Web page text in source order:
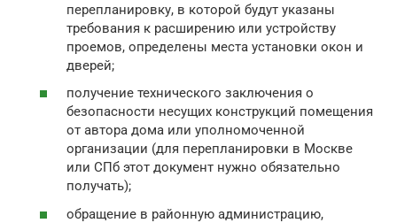
перепланировку, в которой будут указаны
требования к расширению или устройству
проемов, определены места установки окон и
дверей;
получение технического заключения о
безопасности несущих конструкций помещения
от автора дома или уполномоченной
организации (для перепланировки в Москве
или СПб этот документ нужно обязательно
получать);
обращение в районную администрацию,